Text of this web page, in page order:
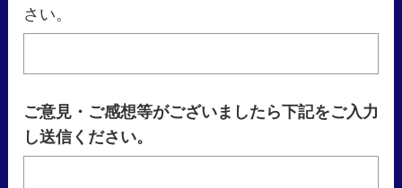
さい。
ご意見・ご感想等がございましたら下記をご入力
し送信ください。